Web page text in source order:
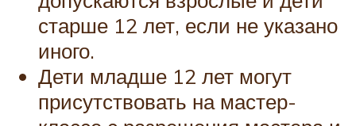
старше 12 лет, если не указано
иного.
Дети младше 12 лет могут
присутствовать на мастер-